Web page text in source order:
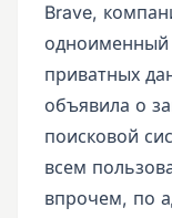
Brave,
одноименный
приватных
объявила о
поисковой
всем
впрочем, по